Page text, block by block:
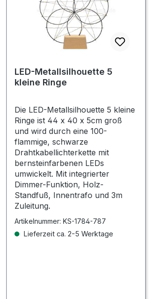
LED-Metallsilhouette 5
kleine Ringe
Die LED-Metallsilhouette 5 kleine
Ringe ist 44 x 40 x 5cm groß
und wird durch eine 100-
flammige, schwarze
Drahtkabellichterkette mit
bernsteinfarbenen LEDs
umwickelt. Mit integrierter
Dimmer-Funktion, Holz-
Standfuß, Innentrafo und 3m
Zuleitung.
Artikelnummer:KS-1784-787
Lieferzeit ca. 2-5 Werktage